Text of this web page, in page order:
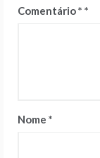
Comentário*
Nome *